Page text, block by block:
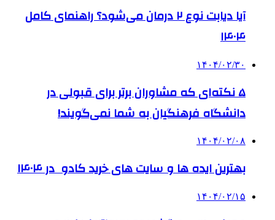
آیا دیابت نوع ۲ درمان می‌شود؟ راهنمای کامل
۱۴۰۴
۱۴۰۴/۰۲/۳۰
۵ نکته‌ای که مشاوران برتر برای قبولی در
دانشگاه فرهنگیان به شما نمی‌گویند!
۱۴۰۴/۰۲/۰۸
بهترین ایده ها و سایت های خرید کادو در ۱۴۰۴
۱۴۰۴/۰۲/۱۵